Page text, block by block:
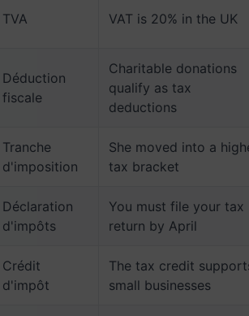
TVA VAT is 20% in the UK
Déduction
fiscale
Charitable donations
qualify as tax
deductions
Tranche
d'imposition
She moved into a
tax bracket
Déclaration
d'impôts
You must file your tax
return by April
Crédit
d'impôt
The tax credit
small businesses